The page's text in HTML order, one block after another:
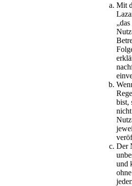
Mit
bist,
Der
und